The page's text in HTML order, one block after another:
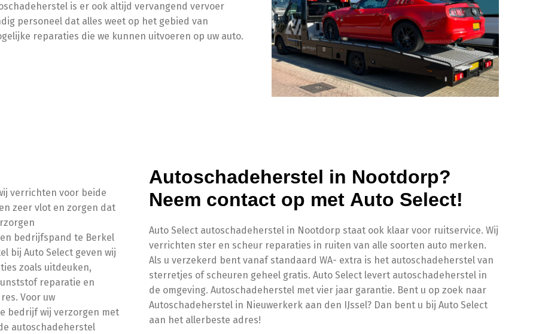
is er ook altijd vervangend vervoer
personeel dat alles weet op het gebied van
reparaties die we kunnen uitvoeren op uw auto.
verrichten voor beide
zeer vlot en zorgen dat
bedrijfspand te Berkel
bij Auto Select geven wij
zoals uitdeuken,
reparatie en
Voor uw
bedrijf wij verzorgen met
autoschadeherstel
Autoschadeherstel in Nootdorp?
Neem contact op met Auto Select!
Auto Select autoschadeherstel in Nootdorp staat ook klaar voor ruitservice. Wij
verrichten ster en scheur reparaties in ruiten van alle soorten auto merken.
Als u verzekerd bent vanaf standaard WA- extra is het autoschadeherstel van
sterretjes of scheuren geheel gratis. Auto Select levert autoschadeherstel in
de omgeving. Autoschadeherstel met vier jaar garantie. Bent u op zoek naar
Autoschadeherstel in Nieuwerkerk aan den IJssel? Dan bent u bij Auto Select
aan het allerbeste adres!